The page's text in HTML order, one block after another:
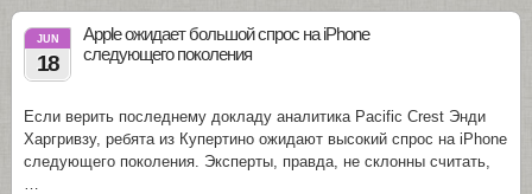
JUN
18
Apple ожидает большой спрос на iPhone
следующего поколения
Если верить последнему докладу аналитика Pacific Crest Энди
Харгривзу, ребята из Купертино ожидают высокий спрос на iPhone
следующего поколения. Эксперты, правда, не склонны считать,
…